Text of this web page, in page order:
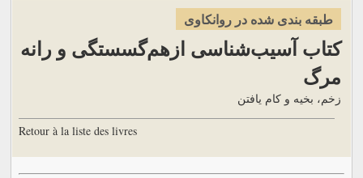
طبقه بندی شده در روانکاوی
کتاب آسیب‌شناسی ازهم‌گسستگی و رانه
مرگ
زخم، بخیه و کام یافتن
Retour à la liste des livres